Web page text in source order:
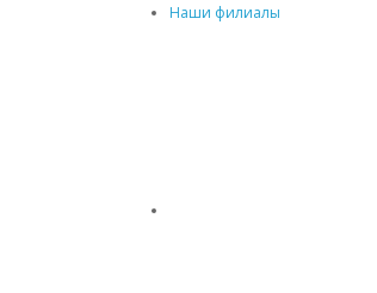
Наши филиалы